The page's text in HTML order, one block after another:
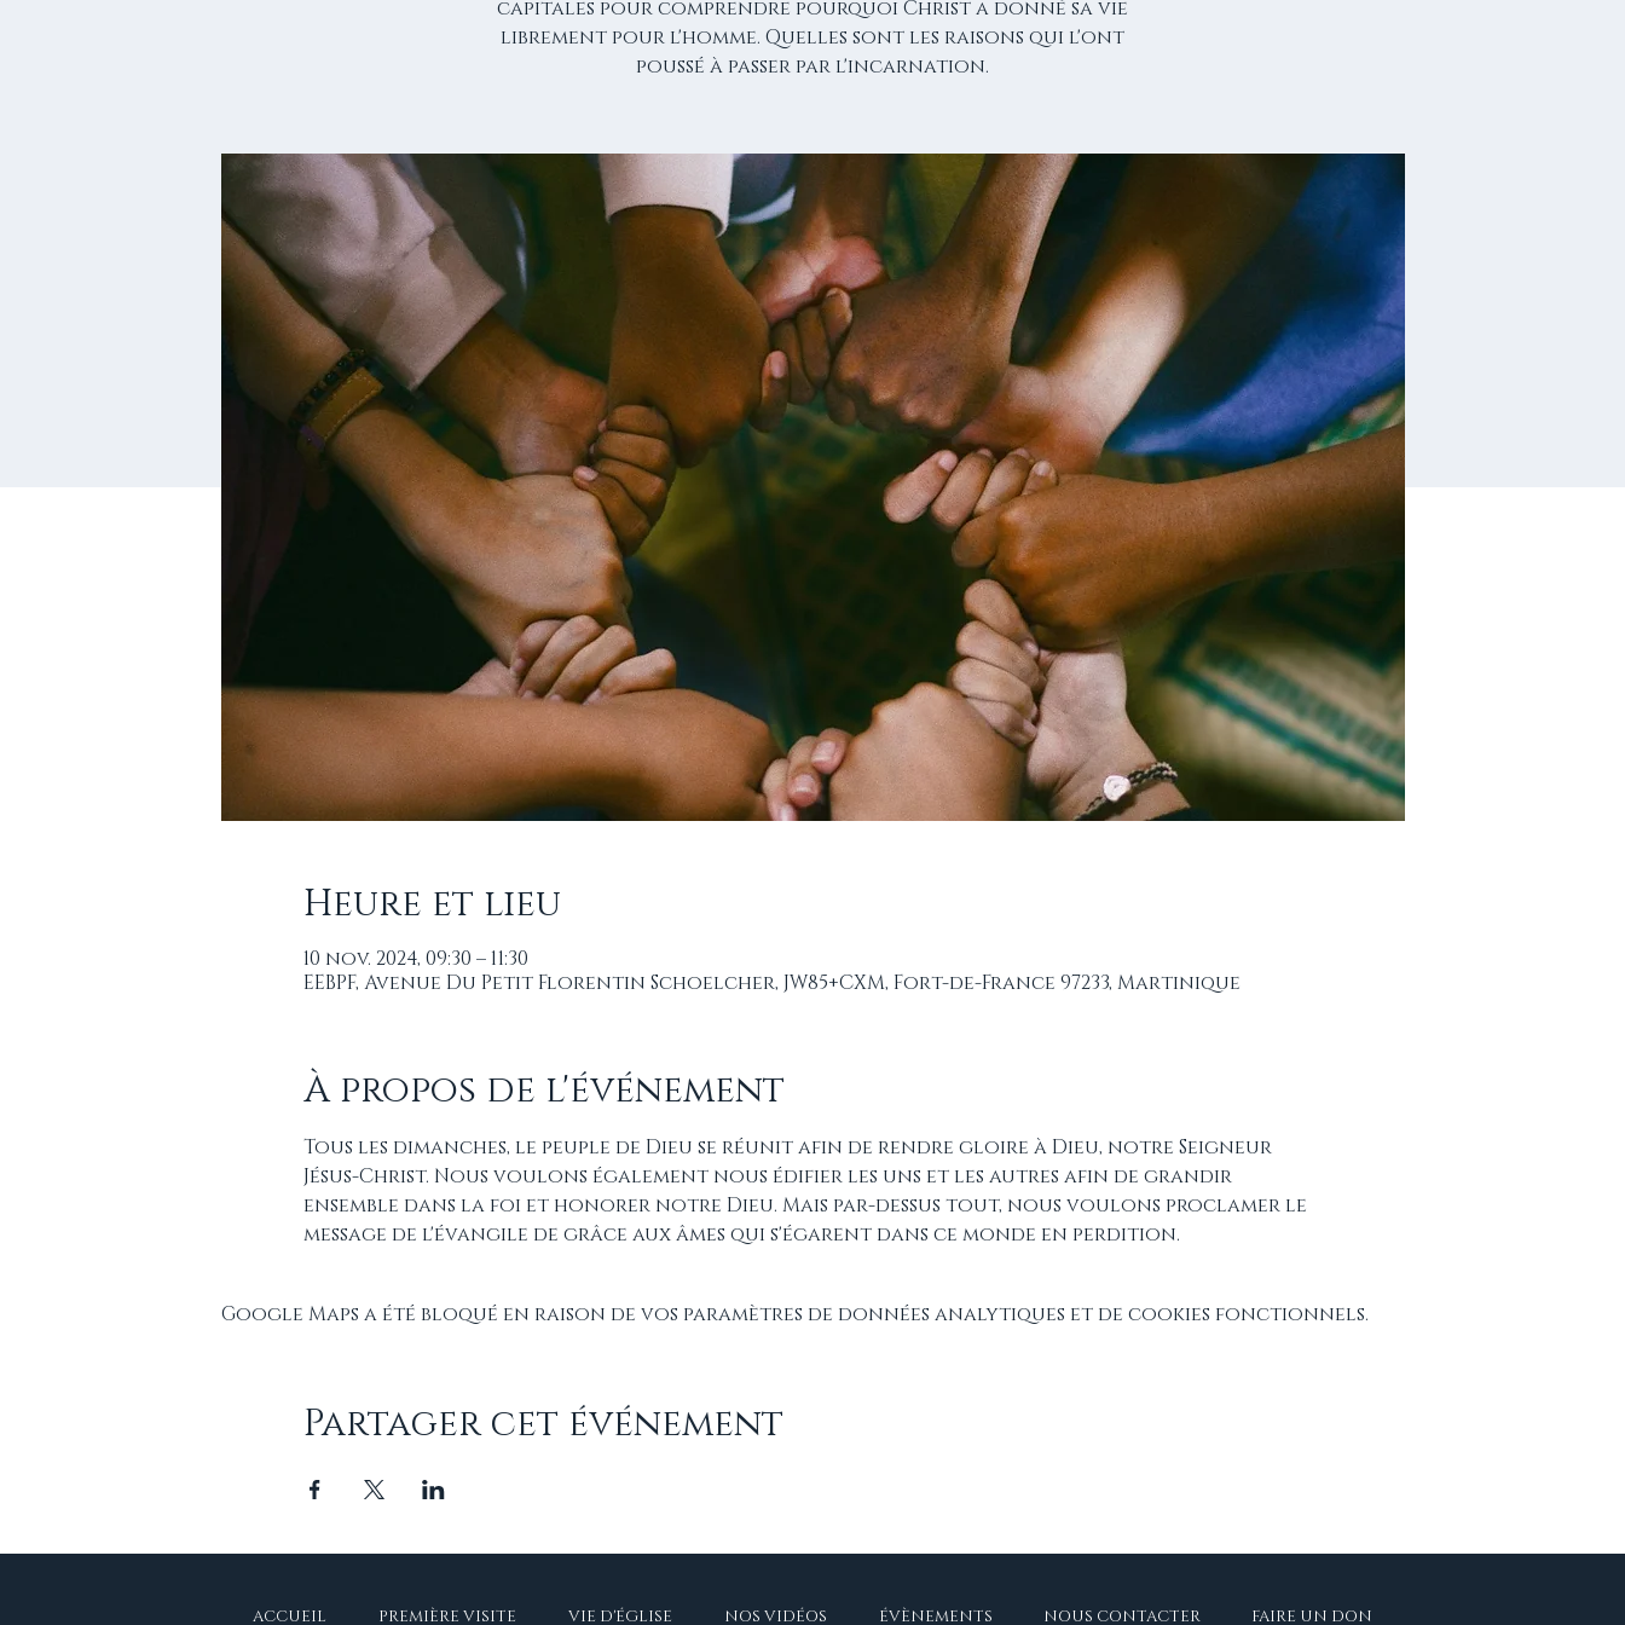
capitales pour comprendre pourquoi Christ a donné sa vie
librement pour l'homme. Quelles sont les raisons qui l'ont
poussé à passer par l'incarnation.
Heure et lieu
10 nov. 2024, 09:30 – 11:30
EEBPF, Avenue Du Petit Florentin Schoelcher, JW85+CXM, Fort-de-France 97233, Martinique
À propos de l'événement
Tous les dimanches, le peuple de Dieu se réunit afin de rendre gloire à Dieu, notre Seigneur
Jésus-Christ. Nous voulons également nous édifier les uns et les autres afin de grandir
ensemble dans la foi et honorer notre Dieu. Mais par-dessus tout, nous voulons proclamer le
message de l'évangile de grâce aux âmes qui s'égarent dans ce monde en perdition.
Google Maps a été bloqué en raison de vos paramètres de données analytiques et de cookies fonctionnels.
Partager cet événement
ACCUEIL PREMIÈRE VISITE VIE D'ÉGLISE NOS VIDÉOS ÉVÈNEMENTS NOUS CONTACTER FAIRE UN DON